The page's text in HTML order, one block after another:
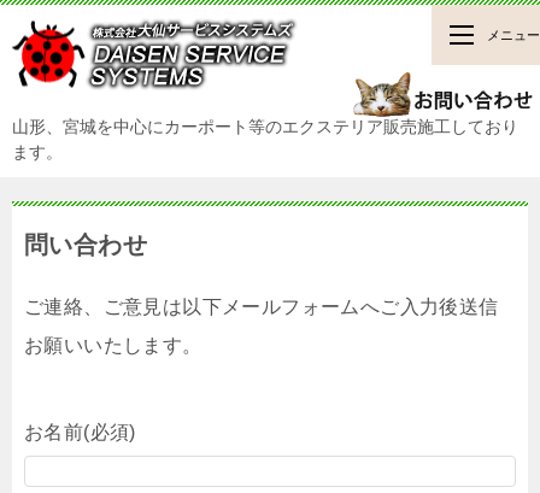
山形、宮城を中心にカーポート等のエクステリア販売施工しており
ます。
メニュー
問い合わせ
ご連絡、ご意見は以下メールフォームへご入力後送信
お願いいたします。
お名前(必須)